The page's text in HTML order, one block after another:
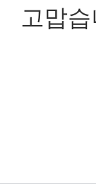
고맙